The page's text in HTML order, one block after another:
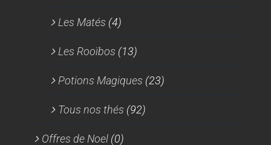
Les Matés (4)
Les Rooïbos (13)
Potions Magiques (23)
Tous nos thés (92)
Offres de Noel (0)